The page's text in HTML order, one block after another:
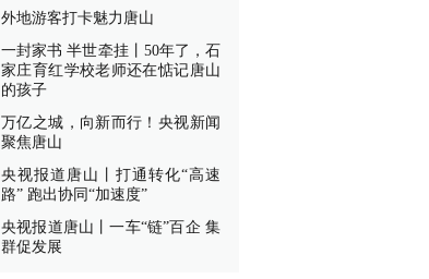
外地游客打卡魅力唐山
一封家书 半世牵挂丨50年了，石
家庄育红学校老师还在惦记唐山
的孩子
万亿之城，向新而行！央视新闻
聚焦唐山
央视报道唐山丨打通转化“高速
路” 跑出协同“加速度”
央视报道唐山丨一车“链”百企 集
群促发展